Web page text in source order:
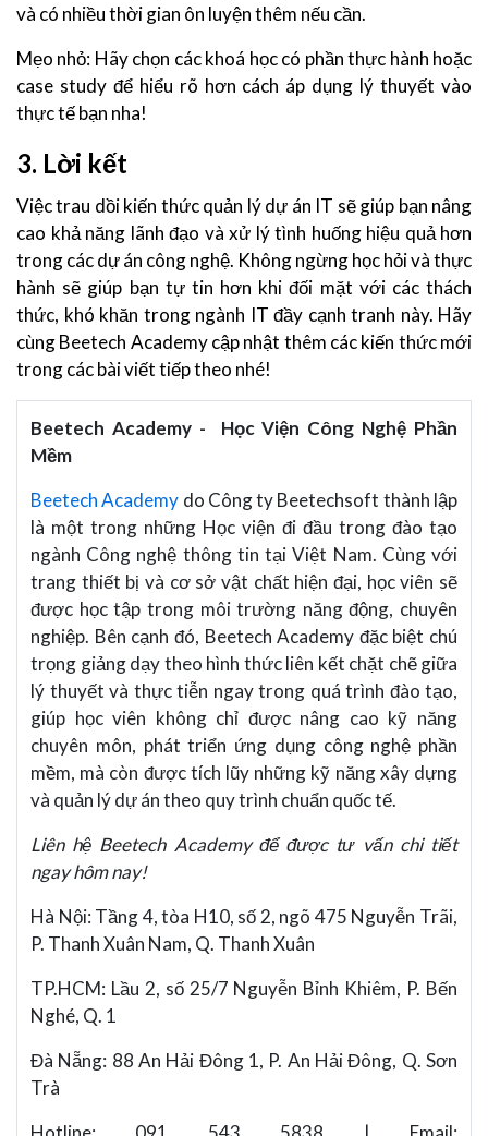
và có nhiều thời gian ôn luyện thêm nếu cần.
Mẹo nhỏ: Hãy chọn các khoá học có phần thực hành hoặc
case study để hiểu rõ hơn cách áp dụng lý thuyết vào
thực tế bạn nha!
3. Lời kết
Việc trau dồi kiến thức quản lý dự án IT sẽ giúp bạn nâng
cao khả năng lãnh đạo và xử lý tình huống hiệu quả hơn
trong các dự án công nghệ. Không ngừng học hỏi và thực
hành sẽ giúp bạn tự tin hơn khi đối mặt với các thách
thức, khó khăn trong ngành IT đầy cạnh tranh này. Hãy
cùng Beetech Academy cập nhật thêm các kiến thức mới
trong các bài viết tiếp theo nhé!
Beetech Academy - Học Viện Công Nghệ Phần
Mềm
Beetech Academy do Công ty Beetechsoft thành lập
là một trong những Học viện đi đầu trong đào tạo
ngành Công nghệ thông tin tại Việt Nam. Cùng với
trang thiết bị và cơ sở vật chất hiện đại, học viên sẽ
được học tập trong môi trường năng động, chuyên
nghiệp. Bên cạnh đó, Beetech Academy đặc biệt chú
trọng giảng dạy theo hình thức liên kết chặt chẽ giữa
lý thuyết và thực tiễn ngay trong quá trình đào tạo,
giúp học viên không chỉ được nâng cao kỹ năng
chuyên môn, phát triển ứng dụng công nghệ phần
mềm, mà còn được tích lũy những kỹ năng xây dựng
và quản lý dự án theo quy trình chuẩn quốc tế.
Liên hệ Beetech Academy để được tư vấn chi tiết
ngay hôm nay!
Hà Nội: Tầng 4, tòa H10, số 2, ngõ 475 Nguyễn Trãi,
P. Thanh Xuân Nam, Q. Thanh Xuân
TP.HCM: Lầu 2, số 25/7 Nguyễn Bỉnh Khiêm, P. Bến
Nghé, Q. 1
Đà Nẵng: 88 An Hải Đông 1, P. An Hải Đông, Q. Sơn
Trà